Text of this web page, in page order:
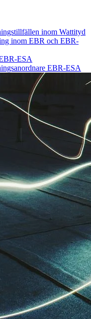
inom Wattityd
inom EBR och EBR-
ESA
EBR-ESA